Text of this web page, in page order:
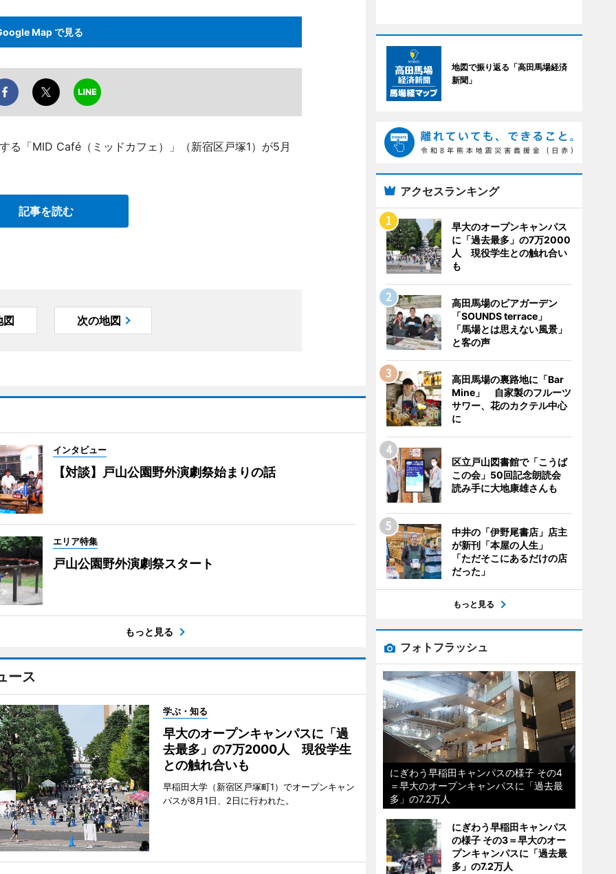
Map で見る
る「MID Café（ミッドカフェ）」（新宿区戸塚1）が5月
記事を読む
図 次の地図
インタビュー
【対談】戸山公園野外演劇祭始まりの話
エリア特集
戸山公園野外演劇祭スタート
もっと見る
ース
学ぶ・知る
早大のオープンキャンパスに「過
去最多」の7万2000人 現役学生
との触れ合いも
早稲田大学（新宿区戸塚町1）でオープンキャン
パスが8月1日、2日に行われた。
地図で振り返る「高田馬場経済
新聞」
アクセスランキング
早大のオープンキャンパス
に「過去最多」の7万2000
人 現役学生との触れ合い
も
高田馬場のビアガーデン
「SOUNDS terrace」
「馬場とは思えない風景」
と客の声
高田馬場の裏路地に「Bar
Mine」 自家製のフルーツ
サワー、花のカクテル中心
に
区立戸山図書館で「こうば
この会」50回記念朗読会
読み手に大地康雄さんも
中井の「伊野尾書店」店主
が新刊「本屋の人生」
「ただそこにあるだけの店
だった」
もっと見る
フォトフラッシュ
にぎわう早稲田キャンパスの様子 その4
＝早大のオープンキャンパスに「過去最
多」の7.2万人
にぎわう早稲田キャンパス
の様子 その3＝早大のオー
プンキャンパスに「過去最
多」の7.2万人